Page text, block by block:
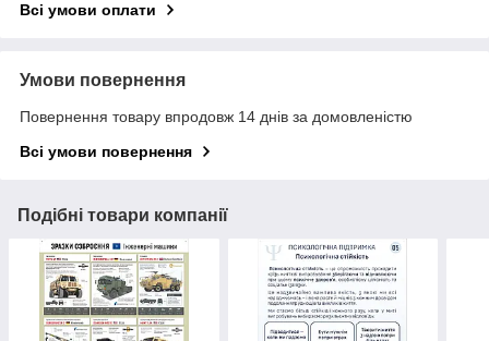
Всі умови оплати
Умови повернення
Повернення товару впродовж 14 днів за домовленістю
Всі умови повернення
Подібні товари компанії